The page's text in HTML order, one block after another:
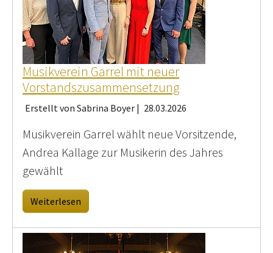
Musikverein Garrel mit neuer
Vorstandszusammensetzung
Erstellt von Sabrina Boyer | 28.03.2026
Musikverein Garrel wählt neue Vorsitzende,
Andrea Kallage zur Musikerin des Jahres
gewählt
Weiterlesen